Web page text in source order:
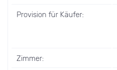
Provision für Käufer:
Zimmer: